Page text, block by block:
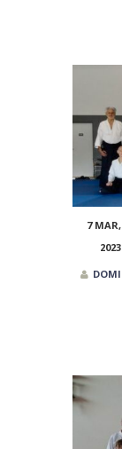
7 MAR,
2023
DOMI